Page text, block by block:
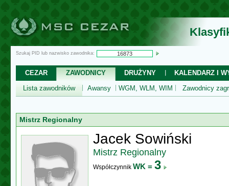
Szukaj PID lub nazwisko zawodnika:
CEZAR ZAWODNICY DRUŻYNY
KALENDARZ I
Lista zawodników
Awansy WGM, WLM, WIM Zawodnicy
Mistrz Regionalny
Jacek Sowiński
Mistrz Regionalny
Współczynnik WK = 3